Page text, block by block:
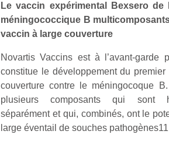
Le vaccin expérimental Bexsero
méningococcique B
vaccin à large couverture
Novartis Vaccins est à l’avant-garde
constitue le développement du
couverture contre le méningocoque
plusieurs composants qui sont
séparément et qui, combinés, ont le
large éventail de souches
…